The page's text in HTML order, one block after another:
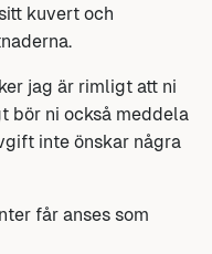
kuvert och
jag är rimligt att ni
bör ni också meddela
inte önskar några
får anses som